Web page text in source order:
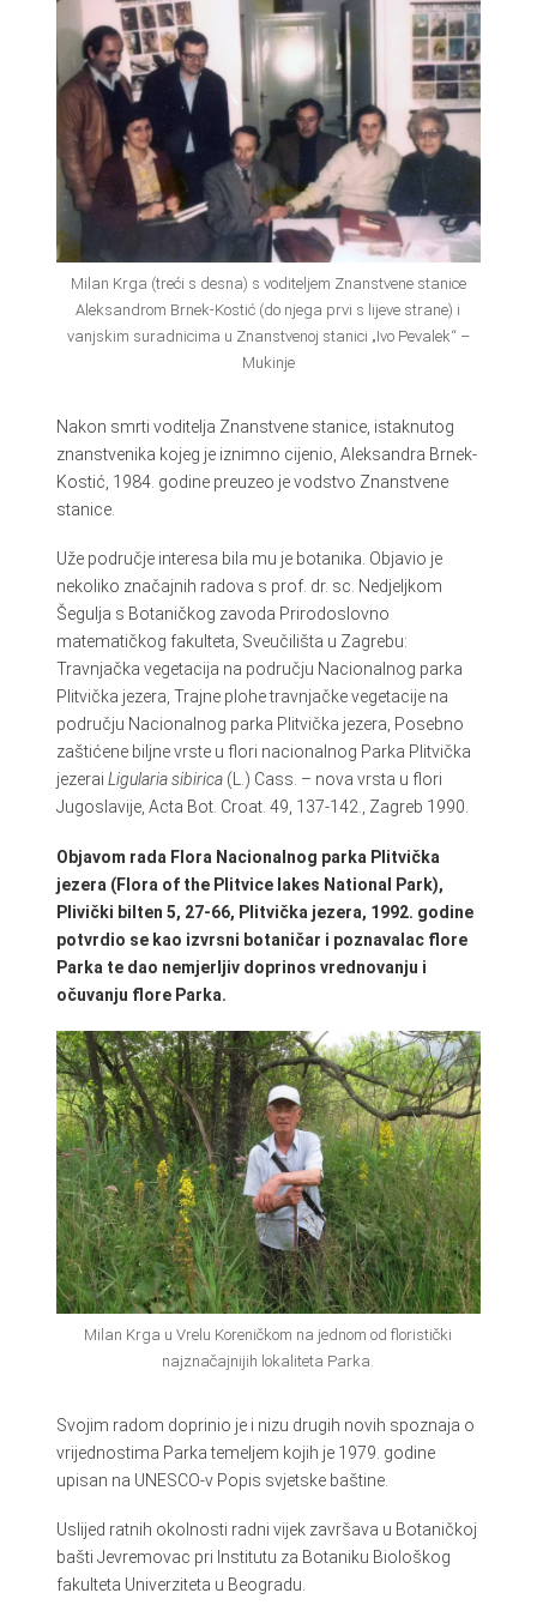
Milan Krga (treći s desna) s voditeljem Znanstvene stanice
Aleksandrom Brnek-Kostić (do njega prvi s lijeve strane) i
vanjskim suradnicima u Znanstvenoj stanici „Ivo Pevalek“ –
Mukinje
Nakon smrti voditelja Znanstvene stanice, istaknutog
znanstvenika kojeg je iznimno cijenio, Aleksandra Brnek-
Kostić, 1984. godine preuzeo je vodstvo Znanstvene
stanice.
Uže područje interesa bila mu je botanika. Objavio je
nekoliko značajnih radova s prof. dr. sc. Nedjeljkom
Šegulja s Botaničkog zavoda Prirodoslovno
matematičkog fakulteta, Sveučilišta u Zagrebu:
Travnjačka vegetacija na području Nacionalnog parka
Plitvička jezera, Trajne plohe travnjačke vegetacije na
području Nacionalnog parka Plitvička jezera, Posebno
zaštićene biljne vrste u flori nacionalnog Parka Plitvička
jezerai Ligularia sibirica(L.) Cass. – nova vrsta u flori
Jugoslavije, Acta Bot. Croat. 49, 137-142., Zagreb 1990.
Objavom rada Flora Nacionalnog parka Plitvička
jezera (Flora of the Plitvice lakes National Park),
Plivički bilten 5, 27-66, Plitvička jezera, 1992. godine
potvrdio se kao izvrsni botaničar i poznavalac flore
Parka te dao nemjerljiv doprinos vrednovanju i
očuvanju flore Parka.
Milan Krga u Vrelu Koreničkom na jednom od floristički
najznačajnijih lokaliteta Parka.
Svojim radom doprinio je i nizu drugih novih spoznaja o
vrijednostima Parka temeljem kojih je 1979. godine
upisan na UNESCO-v Popis svjetske baštine.
Uslijed ratnih okolnosti radni vijek završava u Botaničkoj
bašti Jevremovac pri Institutu za Botaniku Biološkog
fakulteta Univerziteta u Beogradu.